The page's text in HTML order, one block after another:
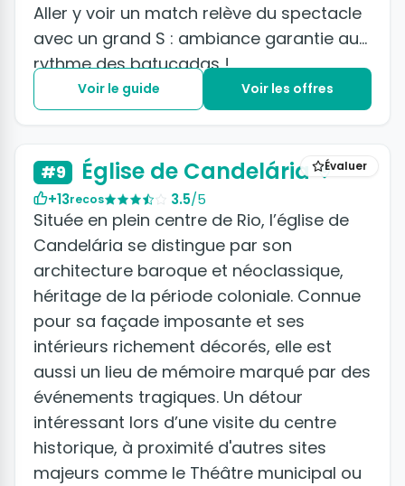
Aller y voir un match relève du spectacle
avec un grand S : ambiance garantie au
rythme des batucadas !
Voir le guide Voir les offres
Évaluer
#9 Église de Candelária
+13recos 3.5/5
Située en plein centre de Rio, l’église de
Candelária se distingue par son
architecture baroque et néoclassique,
héritage de la période coloniale. Connue
pour sa façade imposante et ses
intérieurs richement décorés, elle est
aussi un lieu de mémoire marqué par des
événements tragiques. Un détour
intéressant lors d’une visite du centre
historique, à proximité d'autres sites
majeurs comme le Théâtre municipal ou